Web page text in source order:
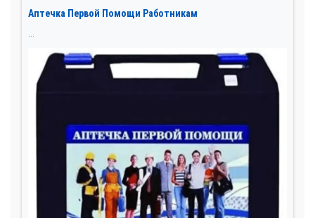
Аптечка Первой Помощи Работникам